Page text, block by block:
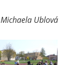
Ublová